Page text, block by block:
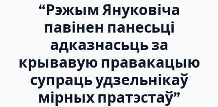
“Рэжым Януковіча
павінен панесьці
адказнасьць за
крывавую правакацыю
супраць удзельнікаў
мірных пратэстаў”